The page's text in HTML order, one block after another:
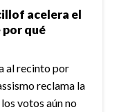
acelera el
qué
al recinto por
reclama la
votos aún no